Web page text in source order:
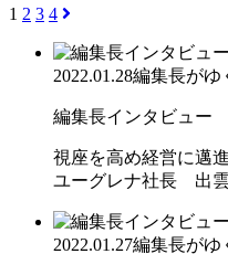
1 2 3 4
2022.01.28編集長がゆ
編集長インタビュー
視座を高め経営に邁
ユーグレナ社長 出
2022.01.27編集長がゆ